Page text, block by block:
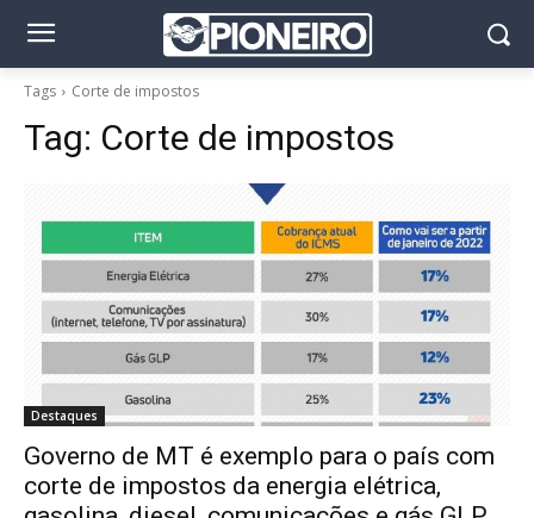
Tags Corte de impostos
Tag: Corte de impostos
Destaques
Governo de MT é exemplo para o país com
corte de impostos da energia elétrica,